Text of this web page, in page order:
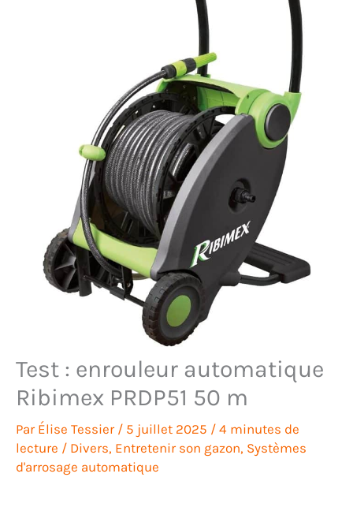
Test : enrouleur automatique
Ribimex PRDP51 50 m
Par Élise Tessier / 5 juillet 2025 / 4 minutes de
lecture / Divers, Entretenir son gazon, Systèmes
d'arrosage automatique